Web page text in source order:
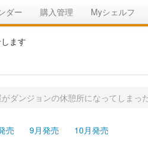
ダー 購入管理 Myシェルフ
ます
ンジョンの休憩所になってしまっ
売 9月発売 10月発売